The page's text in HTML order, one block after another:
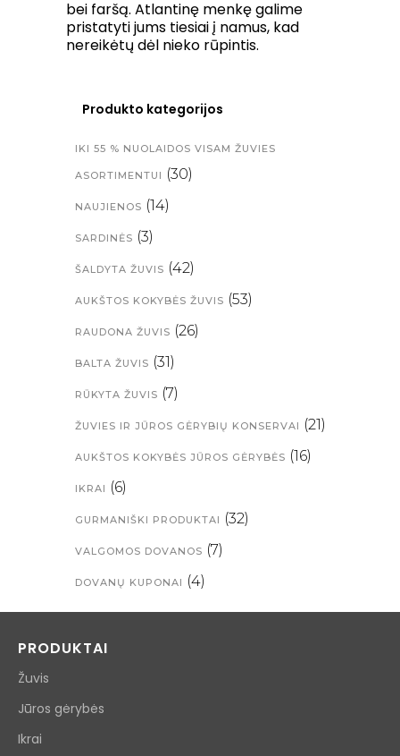
bei faršą. Atlantinę menkę galime
pristatyti jums tiesiai į namus, kad
nereikėtų dėl nieko rūpintis.
Produkto kategorijos
IKI 55 % NUOLAIDOS VISAM ŽUVIES
ASORTIMENTUI (30)
NAUJIENOS (14)
SARDINĖS (3)
ŠALDYTA ŽUVIS (42)
AUKŠTOS KOKYBĖS ŽUVIS (53)
RAUDONA ŽUVIS (26)
BALTA ŽUVIS (31)
RŪKYTA ŽUVIS (7)
ŽUVIES IR JŪROS GĖRYBIŲ KONSERVAI (21)
AUKŠTOS KOKYBĖS JŪROS GĖRYBĖS (16)
IKRAI (6)
GURMANIŠKI PRODUKTAI (32)
VALGOMOS DOVANOS (7)
DOVANŲ KUPONAI (4)
PRODUKTAI
Žuvis
Jūros gėrybės
Ikrai